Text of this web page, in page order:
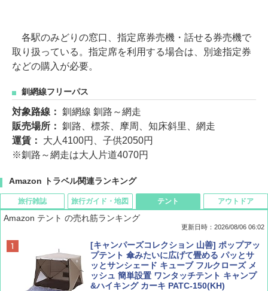
各駅のみどりの窓口、指定席券売機・話せる券売機で
取り扱っている。指定席を利用する場合は、別途指定券
などの購入が必要。
釧網線フリーパス
対象路線： 釧網線 釧路～網走
販売場所： 釧路、標茶、摩周、知床斜里、網走
運賃： 大人4100円、子供2050円
※釧路～網走は大人片道4070円
Amazon トラベル関連ランキング
旅行雑誌
ディズニーファン ２０２６年 ９月号 [雑
誌] (ＤＩＳＮＥＹ ＦＡＮ)
￥713
旅行ガイド・地図
D40 地球の歩き方 チェンマイ タイ北部の魅
力的な町 2026～2027 地球の歩き方D アジア
￥2,079
テント
Amazon テント の売れ筋ランキング
更新日時：2026/08/06 06:02
[キャンパーズコレクション 山善] ポップアッ
プテント 傘みたいに広げて畳める パッとサ
ッとサンシェード キューブ フルクローズ メ
ッシュ 簡単設置 ワンタッチテント キャンプ
&ハイキング カーキ PATC-150(KH)
アウトドア